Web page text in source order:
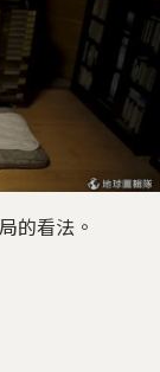
的看法。